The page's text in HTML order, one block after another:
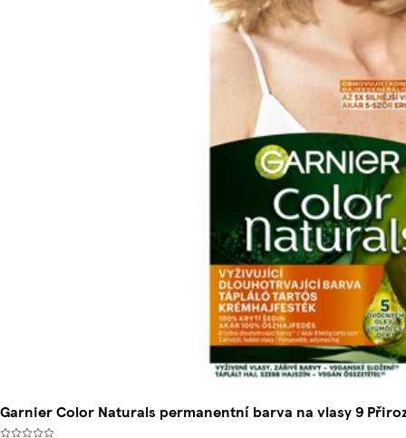
Garnier Color Naturals permanentní barva na vlasy 9